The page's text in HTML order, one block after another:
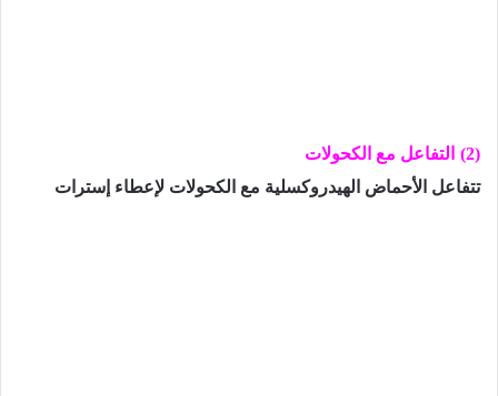
(2)
التفاعل مع الكحولات
تتفاعل الأحماض الهيدروكسلية مع الكحولات لإعطاء إسترات